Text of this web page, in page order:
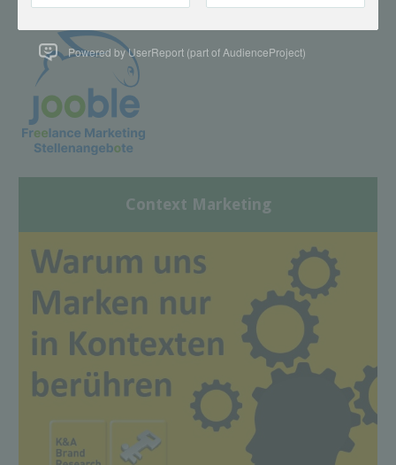
Context Marketing
Powered by UserReport (part of AudienceProject)